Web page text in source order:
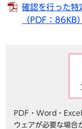
確認を行った特
（PDF：86KB）
PDF・Word・Excel
ウェアが必要な場合